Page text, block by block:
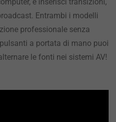
Entrambi i modelli
professionale senza
a portata di mano puoi
le fonti nei sistemi AV!